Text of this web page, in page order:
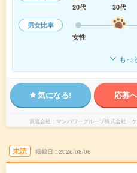
20代
30代
男女比率
女性
もっ
気になる! 応募
派遣会社 マンパワーグループ株式会社
未読 掲載日 2026/08/06